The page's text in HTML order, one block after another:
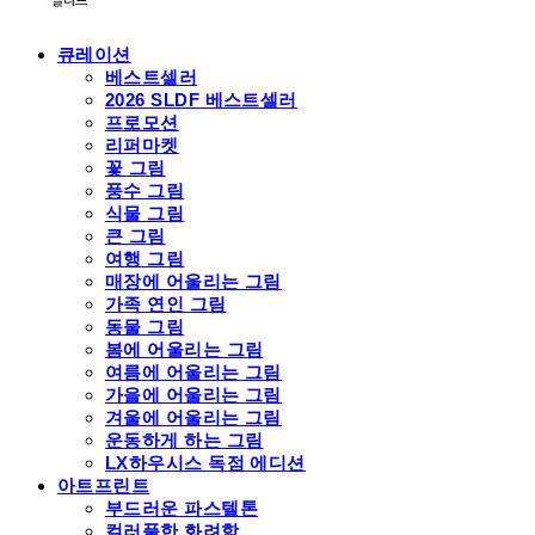
큐레이션
베스트셀러
2026 SLDF 베스트셀러
프로모션
리퍼마켓
꽃 그림
풍수 그림
식물 그림
큰 그림
여행 그림
매장에 어울리는 그림
가족 연인 그림
동물 그림
봄에 어울리는 그림
여름에 어울리는 그림
가을에 어울리는 그림
겨울에 어울리는 그림
운동하게 하는 그림
LX하우시스 독점 에디션
아트프린트
부드러운 파스텔톤
컬러풀한 화려함